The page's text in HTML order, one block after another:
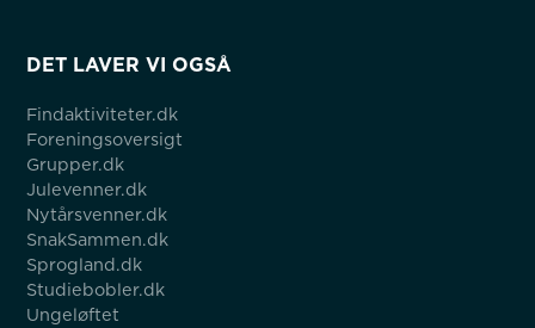
DET LAVER VI OGSÅ
Findaktiviteter.dk
Foreningsoversigt
Grupper.dk
Julevenner.dk
Nytårsvenner.dk
SnakSammen.dk
Sprogland.dk
Studiebobler.dk
Ungeløftet